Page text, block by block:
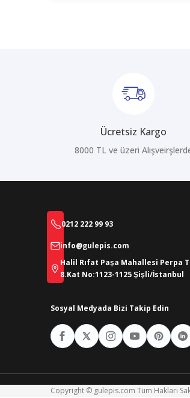
Ücretsiz Kargo
8000 TL ve üzeri
0212 222 99 93
info@gulepis.com
Halil Rıfat Paşa Mahallesi Perpa
8.Kat No:1123-1125 Şişli/İstanbul
Sosyal Medyada Bizi Takip Edin
Copyright © gulepis.com Tüm Hakları